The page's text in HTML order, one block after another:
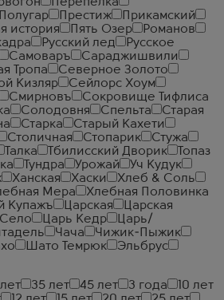
Полугар Престиж
Прикамский
история Пять Озер
Романов
Русский лед
Русское
Самоваръ
Сараджишвили
Тропа
Северное Золото
Кизляр
Сейлорс Хоум
Смирновъ
Сокровище Тифлиса
Солодовня Спельта
Старая
Старка
Старый Кахети
Столичная Стопарик
Стужа
Талка Тбилисский Дворик
Топаз
Тундра Урожай
Уч Кудук
Ханская Хаски
Хлеб & Соль
Мера
Хлебная Половинка
Купажъ Царская
Царская
Царь Кедр
Царь/
Чача
Чижик-Пыжик
Шато Темрюк
Эльбрус
35 лет 45 лет 3 года
10 лет